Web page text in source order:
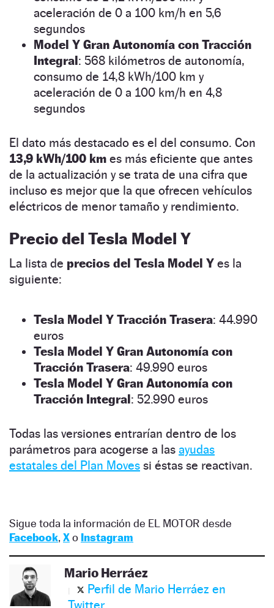
aceleración de 0 a 100 km/h en 5,6
segundos
Model Y Gran Autonomía con Tracción
Integral: 568 kilómetros de autonomía,
consumo de 14,8 kWh/100 km y
aceleración de 0 a 100 km/h en 4,8
segundos
El dato más destacado es el del consumo. Con
13,9 kWh/100 km es más eficiente que antes
de la actualización y se trata de una cifra que
incluso es mejor que la que ofrecen vehículos
eléctricos de menor tamaño y rendimiento.
Precio del Tesla Model Y
La lista de precios del Tesla Model Y es la
siguiente:
Tesla Model Y Tracción Trasera: 44.990
euros
Tesla Model Y Gran Autonomía con
Tracción Trasera: 49.990 euros
Tesla Model Y Gran Autonomía con
Tracción Integral: 52.990 euros
Todas las versiones entrarían dentro de los
parámetros para acogerse a las ayudas
estatales del Plan Moves si éstas se reactivan.
Sigue toda la información de EL MOTOR desde
Facebook, Xo Instagram
Mario Herráez
Perfil de Mario Herráez en
Twitter